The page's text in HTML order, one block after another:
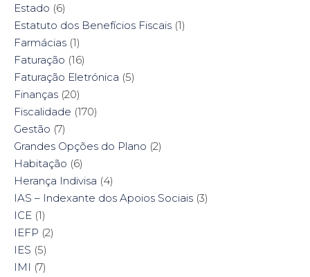
Estado (6)
Estatuto dos Benefícios Fiscais (1)
Farmácias (1)
Faturação (16)
Faturação Eletrónica (5)
Finanças (20)
Fiscalidade (170)
Gestão (7)
Grandes Opções do Plano (2)
Habitação (6)
Herança Indivisa (4)
IAS – Indexante dos Apoios Sociais (3)
ICE (1)
IEFP (2)
IES (5)
IMI (7)